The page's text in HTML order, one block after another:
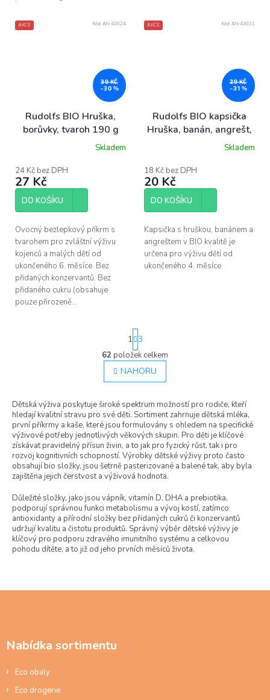
AKCE
39 KČ
–30 %
Rudolfs BIO Hruška,
borůvky, tvaroh 190 g
Skladem
24 Kč bez DPH
27 Kč
DO KOŠÍKU
Ovocný bezlepkový příkrm s
tvarohem pro zvláštní výživu
kojenců a malých dětí od
ukončeného 6. měsíce. Bez
přidaných konzervantů. Bez
přidaného cukru (obsahuje
pouze přirozeně...
Kód: AN-43024 AKCE
29 KČ
–31 %
Rudolfs BIO kapsička
Hruška, banán, angrešt,
Skladem
18 Kč bez DPH
20 Kč
DO KOŠÍKU
Kapsička s hruškou, banánem a
angreštem v BIO kvalitě je
určena pro výživu dětí od
ukončeného 4. měsíce.
Kód: AN-43031
O
v
l
d
a
c
í
p
r
v
y
v
ý
p
i
s
S
t
r
á
n
k
v
á
n
í
1 3
62 položek celkem
NAHORU
Dětská výživa poskytuje široké spektrum možností pro rodiče, kteří
hledají kvalitní stravu pro své děti. Sortiment zahrnuje dětská mléka,
první příkrmy a kaše, které jsou formulovány s ohledem na specifické
výživové potřeby jednotlivých věkových skupin. Pro děti je klíčové
získávat pravidelný přísun živin, a to jak pro fyzický růst, tak i pro
rozvoj kognitivních schopností. Výrobky dětské výživy proto často
obsahují bio složky, jsou šetrně pasterizované a balené tak, aby byla
zajištěna jejich čerstvost a výživová hodnota.
Důležité složky, jako jsou vápník, vitamín D, DHA a prebiotika,
podporují správnou funkci metabolismu a vývoj kostí, zatímco
antioxidanty a přírodní složky bez přidaných cukrů či konzervantů
udržují kvalitu a čistotu produktů. Správný výběr dětské výživy je
klíčový pro podporu zdravého imunitního systému a celkovou
pohodu dítěte, a to již od jeho prvních měsíců života.
Nabídka sortimentu
Eco obaly
Eco drogerie